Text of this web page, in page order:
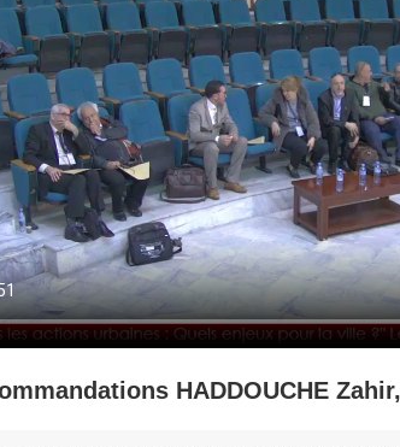
HADDOUCHE